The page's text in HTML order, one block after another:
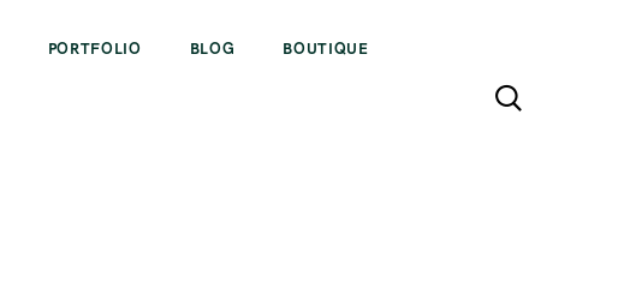
PORTFOLIO BLOG BOUTIQUE